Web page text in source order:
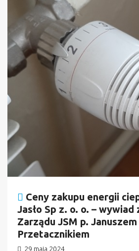
Ceny zakupu energii
Jasło Sp z. o. o. – wywiad
Zarządu JSM p. Januszem
Przetacznikiem
29 maja 2024